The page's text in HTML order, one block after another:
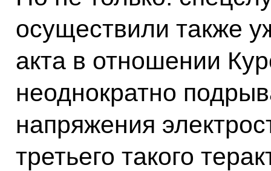
осуществили также
акта в отношении
неоднократно
напряжения
третьего такого